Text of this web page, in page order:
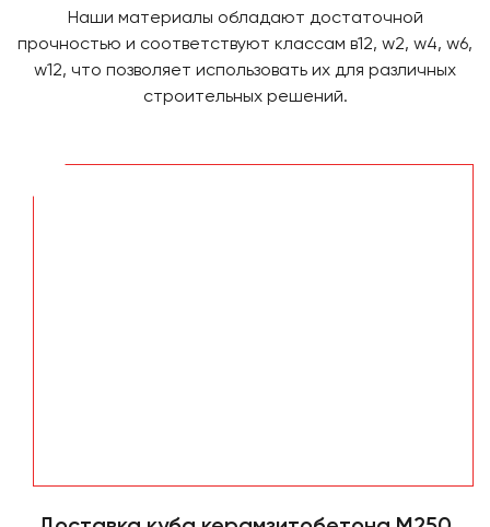
Наши материалы обладают достаточной
прочностью и соответствуют классам в12, w2, w4, w6,
w12, что позволяет использовать их для различных
строительных решений.